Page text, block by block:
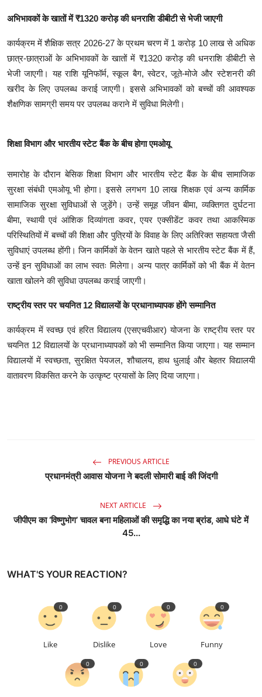
अभिभावकों के खातों में ₹1320 करोड़ की धनराशि डीबीटी से भेजी जाएगी
कार्यक्रम में शैक्षिक सत्र 2026-27 के प्रथम चरण में 1 करोड़ 10 लाख से अधिक
छात्र-छात्राओं के अभिभावकों के खातों में ₹1320 करोड़ की धनराशि डीबीटी से
भेजी जाएगी। यह राशि यूनिफॉर्म, स्कूल बैग, स्वेटर, जूते-मोजे और स्टेशनरी की
खरीद के लिए उपलब्ध कराई जाएगी। इससे अभिभावकों को बच्चों की आवश्यक
शैक्षणिक सामग्री समय पर उपलब्ध कराने में सुविधा मिलेगी।
शिक्षा विभाग और भारतीय स्टेट बैंक के बीच होगा एमओयू
समारोह के दौरान बेसिक शिक्षा विभाग और भारतीय स्टेट बैंक के बीच सामाजिक
सुरक्षा संबंधी एमओयू भी होगा। इससे लगभग 10 लाख शिक्षक एवं अन्य कार्मिक
सामाजिक सुरक्षा सुविधाओं से जुड़ेंगे। उन्हें समूह जीवन बीमा, व्यक्तिगत दुर्घटना
बीमा, स्थायी एवं आंशिक दिव्यांगता कवर, एयर एक्सीडेंट कवर तथा आकस्मिक
परिस्थितियों में बच्चों की शिक्षा और पुत्रियों के विवाह के लिए अतिरिक्त सहायता जैसी
सुविधाएं उपलब्ध होंगी। जिन कार्मिकों के वेतन खाते पहले से भारतीय स्टेट बैंक में हैं,
उन्हें इन सुविधाओं का लाभ स्वतः मिलेगा। अन्य पात्र कार्मिकों को भी बैंक में वेतन
खाता खोलने की सुविधा उपलब्ध कराई जाएगी।
राष्ट्रीय स्तर पर चयनित 12 विद्यालयों के प्रधानाध्यापक होंगे सम्मानित
कार्यक्रम में स्वच्छ एवं हरित विद्यालय (एसएचवीआर) योजना के राष्ट्रीय स्तर पर
चयनित 12 विद्यालयों के प्रधानाध्यापकों को भी सम्मानित किया जाएगा। यह सम्मान
विद्यालयों में स्वच्छता, सुरक्षित पेयजल, शौचालय, हाथ धुलाई और बेहतर विद्यालयी
वातावरण विकसित करने के उत्कृष्ट प्रयासों के लिए दिया जाएगा।
PREVIOUS ARTICLE
प्रधानमंत्री आवास योजना ने बदली सोमारी बाई की जिंदगी
NEXT ARTICLE
जीपीएम का ‘विष्णुभोग’ चावल बना महिलाओं की समृद्धि का नया ब्रांड, आधे घंटे में
45...
WHAT'S YOUR REACTION?
Like
0
Dislike
0
Love
0
Funny
0
0 0 0